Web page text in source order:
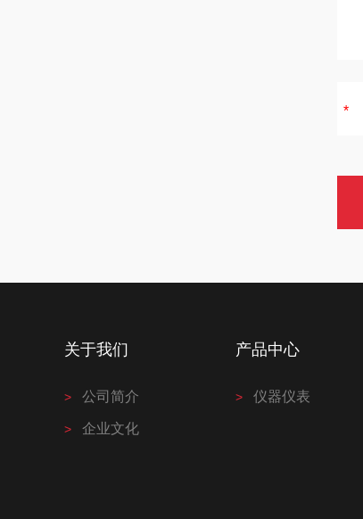
关于我们
公司简介
企业文化
产品中心
仪器仪表